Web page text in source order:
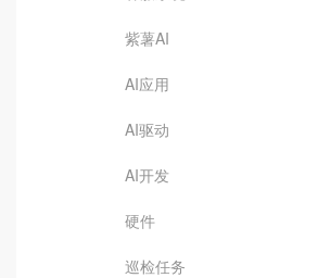
紫薯AI
AI应用
AI驱动
AI开发
硬件
巡检任务